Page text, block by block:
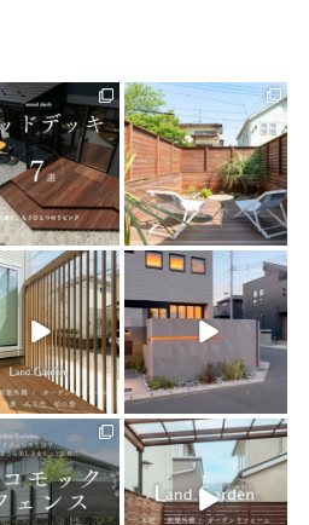
land_garden
19 0
land_garden
19 0
land_garden
22 0
land_garden
0
land_garden
15 0
land_garden
32 0